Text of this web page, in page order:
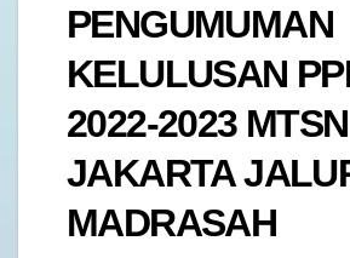
PENGUMUMAN
KELULUSAN
2022-2023
JAKARTA
MADRASAH